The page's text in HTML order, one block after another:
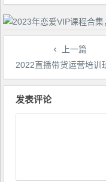
上一篇
2022直播带货运营培训班：起号-数据指标-投流-主播训练（15
文
发表评论